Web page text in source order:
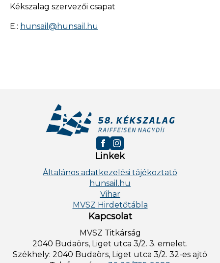
Kékszalag szervezői csapat
E.: hunsail@hunsail.hu
Linkek
Általános adatkezelési tájékoztató
hunsail.hu
Vihar
MVSZ Hirdetőtábla
Kapcsolat
MVSZ Titkárság
2040 Budaörs, Liget utca 3/2. 3. emelet.
Székhely: 2040 Budaörs, Liget utca 3/2. 32-es ajtó